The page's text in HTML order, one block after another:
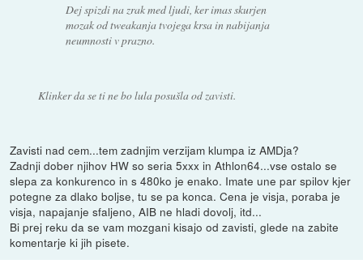
Dej spizdi na zrak med ljudi, ker imas skurjen
mozak od tweakanja tvojega krsa in nabijanja
neumnosti v prazno.
Klinker da se ti ne bo lula posušla od zavisti.
Zavisti nad cem...tem zadnjim verzijam klumpa iz AMDja?
Zadnji dober njihov HW so seria 5xxx in Athlon64...vse ostalo se
slepa za konkurenco in s 480ko je enako. Imate une par spilov kjer
potegne za dlako boljse, tu se pa konca. Cena je visja, poraba je
visja, napajanje sfaljeno, AIB ne hladi dovolj, itd...
Bi prej reku da se vam mozgani kisajo od zavisti, glede na zabite
komentarje ki jih pisete.